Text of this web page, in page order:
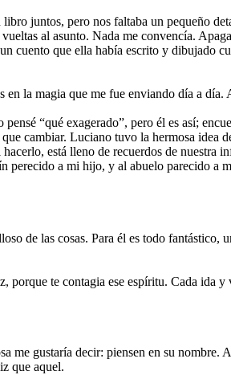
juntos, pero nos faltaba un pequeño
al asunto. Nada me convencía.
cuento que ella había escrito y dibujado
la magia que me fue enviando día a
“qué exagerado”, pero él es así;
cambiar. Luciano tuvo la hermosa
está lleno de recuerdos de
perecido a mi hijo, y al abuelo parecido
de las cosas. Para él es todo
porque te contagia ese espíritu. Cada
me gustaría decir: piensen en su
que aquel.